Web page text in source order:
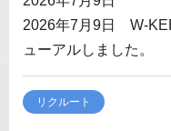
2026年7月9日 W-
ューアルしました。
リクルート